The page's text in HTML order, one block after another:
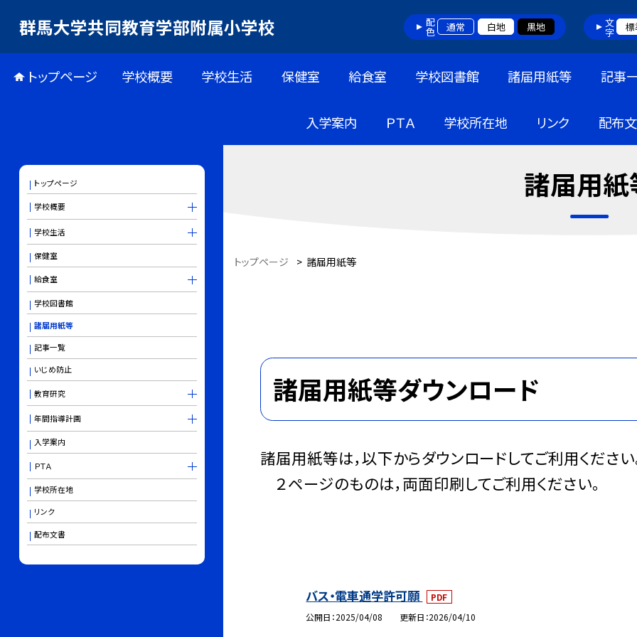
群馬大学共同教育学部附属小学校 配色 通常 白地 黒地 文字
トップページ 学校概要 学校生活 保健室 給食室 学校図書館 諸届用紙等 記事
入学案内 ＰＴＡ 学校所在地 リンク 配布
諸届用紙
トップページ > 諸届用紙等
諸届用紙等ダウンロード
諸届用紙等は，以下からダウンロードしてご利用ください
２ページのものは，両面印刷してご利用ください。
バス・電車通学許可願
PDF
公開日 2025/04/08 更新日 2026/04/10
トップページ
学校概要
学校生活
保健室
給食室
学校図書館
諸届用紙等
記事一覧
いじめ防止
教育研究
年間指導計画
入学案内
ＰＴＡ
学校所在地
リンク
配布文書